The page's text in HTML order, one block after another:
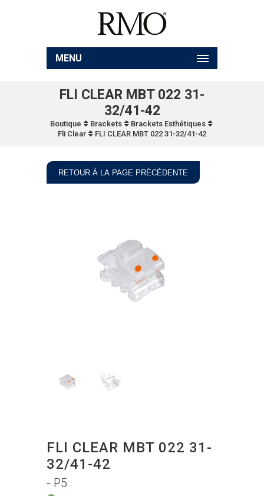
MENU
FLI CLEAR MBT 022 31-
32/41-42
Boutique Brackets
Brackets Esthétiques
Fli Clear
FLI CLEAR MBT 022 31-32/41-42
RETOUR À LA PAGE PRÉCÉDENTE
FLI CLEAR MBT 022 31-
32/41-42
- P5